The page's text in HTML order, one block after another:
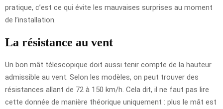
pratique, c’est ce qui évite les mauvaises surprises au moment
de l’installation.
La résistance au vent
Un bon mât télescopique doit aussi tenir compte de la hauteur
admissible au vent. Selon les modèles, on peut trouver des
résistances allant de 72 à 150 km/h. Cela dit, il ne faut pas lire
cette donnée de manière théorique uniquement : plus le mât est